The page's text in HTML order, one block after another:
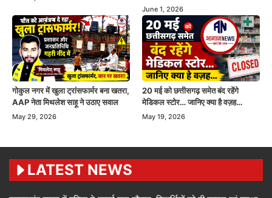
June 1, 2026
गोकुल नगर में खुला ट्रांसफार्मर बना खतरा,
AAP नेता मिथलेश साहू ने उठाए सवाल
May 29, 2026
20 मई को छत्तीसगढ़ समेत बंद रहेंगे
मेडिकल स्टोर… जानिए क्या है वज़ह…
May 19, 2026
LATEST NEWS